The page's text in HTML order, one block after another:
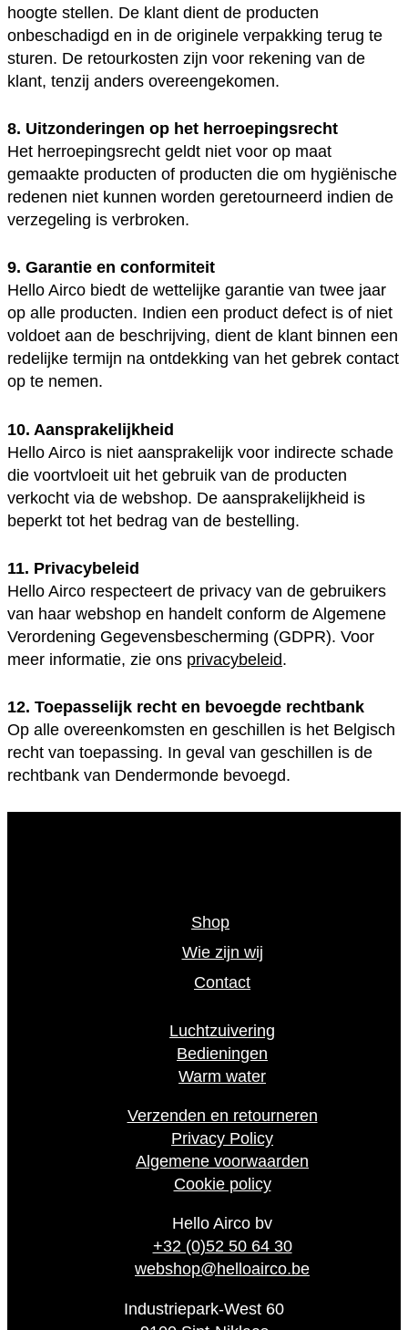
hoogte stellen. De klant dient de producten
onbeschadigd en in de originele verpakking terug te
sturen. De retourkosten zijn voor rekening van de
klant, tenzij anders overeengekomen.
8. Uitzonderingen op het herroepingsrecht
Het herroepingsrecht geldt niet voor op maat
gemaakte producten of producten die om hygiënische
redenen niet kunnen worden geretourneerd indien de
verzegeling is verbroken.
9. Garantie en conformiteit
Hello Airco biedt de wettelijke garantie van twee jaar
op alle producten. Indien een product defect is of niet
voldoet aan de beschrijving, dient de klant binnen een
redelijke termijn na ontdekking van het gebrek contact
op te nemen.
10. Aansprakelijkheid
Hello Airco is niet aansprakelijk voor indirecte schade
die voortvloeit uit het gebruik van de producten
verkocht via de webshop. De aansprakelijkheid is
beperkt tot het bedrag van de bestelling.
11. Privacybeleid
Hello Airco respecteert de privacy van de gebruikers
van haar webshop en handelt conform de Algemene
Verordening Gegevensbescherming (GDPR). Voor
meer informatie, zie ons privacybeleid.
12. Toepasselijk recht en bevoegde rechtbank
Op alle overeenkomsten en geschillen is het Belgisch
recht van toepassing. In geval van geschillen is de
rechtbank van Dendermonde bevoegd.
Shop
Wie zijn wij
Contact
Luchtzuivering
Bedieningen
Warm water
Verzenden en retourneren
Privacy Policy
Algemene voorwaarden
Cookie policy
Hello Airco bv
+32 (0)52 50 64 30
webshop@helloairco.be
Industriepark-West 60